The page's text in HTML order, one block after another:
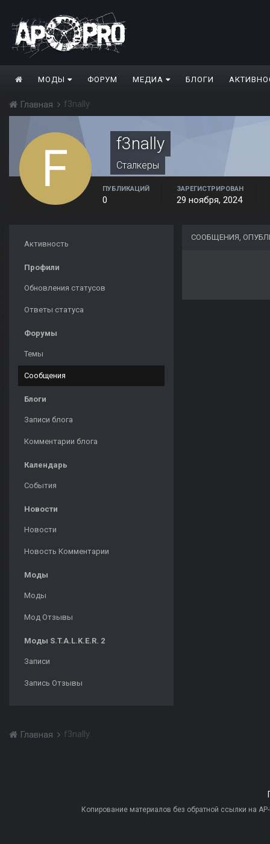
МОДЫ ФОРУМ МЕДИА БЛОГИ
Главная f3nally
f3nally
Сталкеры
ПУБЛИКАЦИЙ
0
ЗАРЕГИСТРИРОВАН
29 ноября, 2024
Активность
Профили
Обновления статусов
Ответы статуса
Форумы
Темы
Сообщения
Блоги
Записи блога
Комментарии блога
Календарь
События
Новости
Новости
Новость Комментарии
Моды
Моды
Мод Отзывы
Моды S.T.A.L.K.E.R. 2
Записи
Запись Отзывы
СООБЩЕНИЯ,
Главная f3nally
Копирование материалов без обратной ссылки на